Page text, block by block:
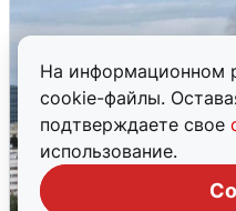
На информационном
cookie-файлы.
подтверждаете свое
использование.